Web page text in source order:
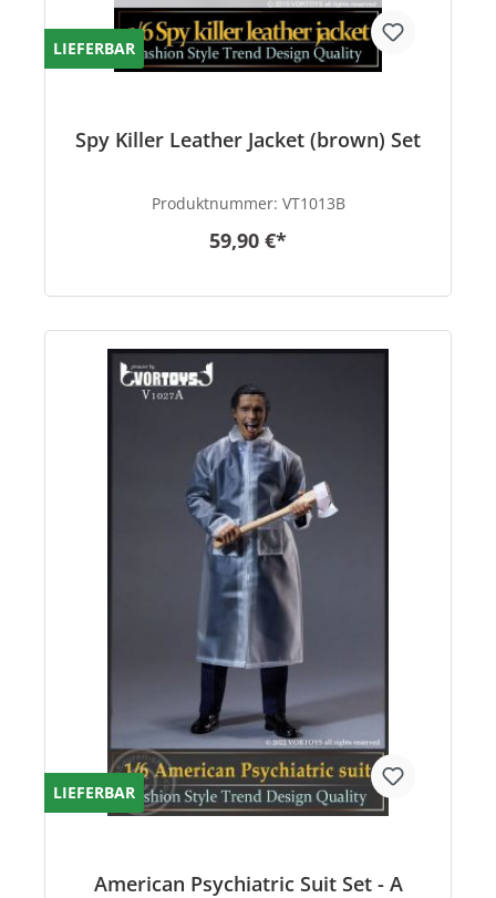
LIEFERBAR
Spy Killer Leather Jacket (brown) Set
Produktnummer: VT1013B
59,90 €*
LIEFERBAR
American Psychiatric Suit Set - A